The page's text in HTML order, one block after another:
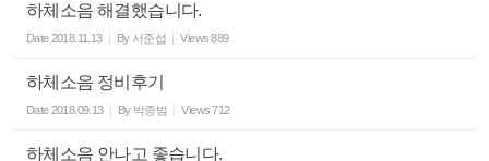
하체소음 해결했습니다.
Date2018.11.13 By 서준섭 Views 889
하체소음 정비후기
Date2018.09.13 By 박종범 Views 712
하체소음 안나고 좋습니다.